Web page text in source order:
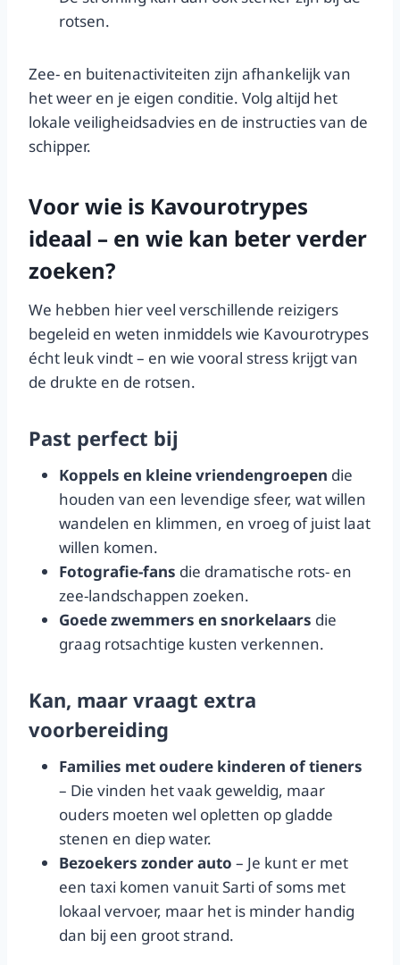
rotsen.
Zee- en buitenactiviteiten zijn afhankelijk van
het weer en je eigen conditie. Volg altijd het
lokale veiligheidsadvies en de instructies van de
schipper.
Voor wie is Kavourotrypes
ideaal – en wie kan beter verder
zoeken?
We hebben hier veel verschillende reizigers
begeleid en weten inmiddels wie Kavourotrypes
écht leuk vindt – en wie vooral stress krijgt van
de drukte en de rotsen.
Past perfect bij
Koppels en kleine vriendengroepen die
houden van een levendige sfeer, wat willen
wandelen en klimmen, en vroeg of juist laat
willen komen.
Fotografie-fans die dramatische rots- en
zee-landschappen zoeken.
Goede zwemmers en snorkelaars die
graag rotsachtige kusten verkennen.
Kan, maar vraagt extra
voorbereiding
Families met oudere kinderen of tieners
– Die vinden het vaak geweldig, maar
ouders moeten wel opletten op gladde
stenen en diep water.
Bezoekers zonder auto – Je kunt er met
een taxi komen vanuit Sarti of soms met
lokaal vervoer, maar het is minder handig
dan bij een groot strand.